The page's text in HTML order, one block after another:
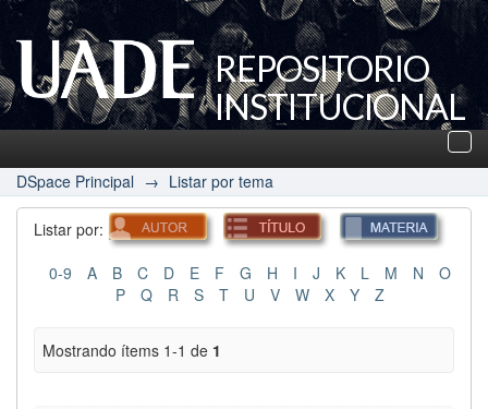
REPOSITORIO
INSTITUCIONAL
UADE
DSpace Principal → Listar por tema
Listar por:
0-9 A B C D E F G H I J K L M N
O
P
Q R S T U V W X Y Z
Mostrando ítems 1-1 de 1